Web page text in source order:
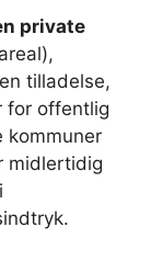
private
tilladelse,
for offentlig
kommuner
midlertidig